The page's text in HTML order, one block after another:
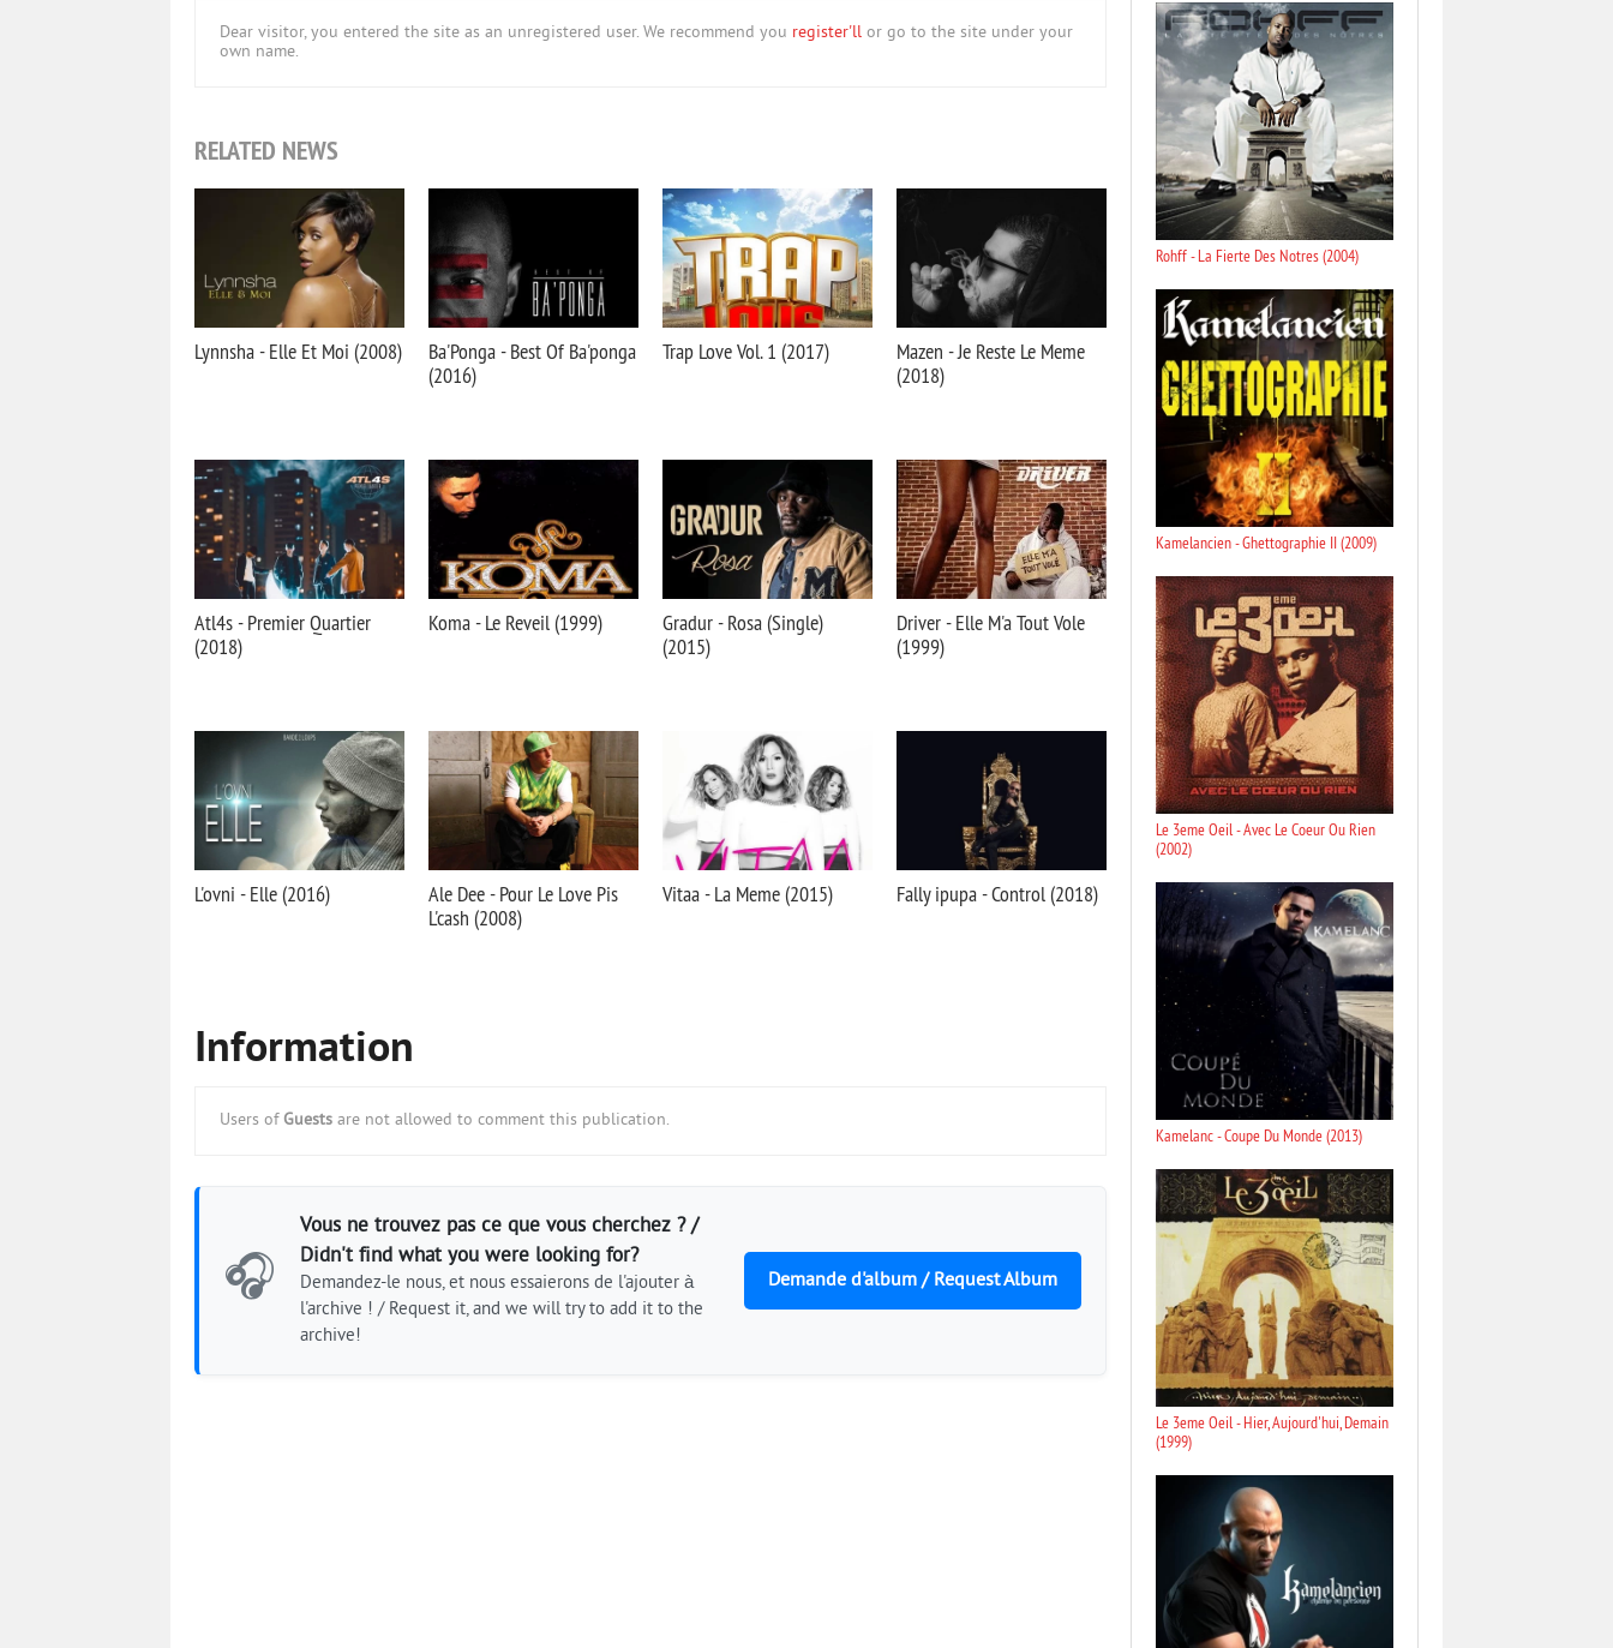
Dear visitor, you entered the site as an unregistered user. We recommend you register'll or go to the site under your
own name.
RELATED NEWS
Lynnsha - Elle Et Moi (2008)
Ba'Ponga - Best Of Ba'ponga
(2016)
Trap Love Vol. 1 (2017)
Mazen - Je Reste Le Meme
(2018)
Atl4s - Premier Quartier
(2018)
Koma - Le Reveil (1999)
Gradur - Rosa (Single)
(2015)
Driver - Elle M'a Tout Vole
(1999)
L'ovni - Elle (2016)
Ale Dee - Pour Le Love Pis
L'cash (2008)
Vitaa - La Meme (2015) Fally ipupa - Control (2018)
Information
Users of Guests are not allowed to comment this publication.
🎧
Vous ne trouvez pas ce que vous cherchez ? /
Didn't find what you were looking for?
Demandez-le nous, et nous essaierons de l'ajouter à
l'archive ! / Request it, and we will try to add it to the
archive!
Demande d'album / Request Album
Rohff - La Fierte Des Notres (2004)
Kamelancien - Ghettographie II (2009)
Le 3eme Oeil - Avec Le Coeur Ou Rien
(2002)
Kamelanc - Coupe Du Monde (2013)
Le 3eme Oeil - Hier, Aujourd'hui, Demain
(1999)